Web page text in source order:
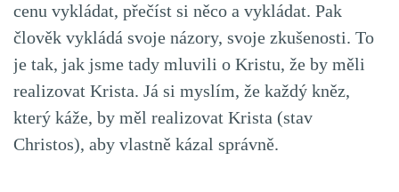
cenu vykládat, přečíst si něco a vykládat. Pak
člověk vykládá svoje názory, svoje zkušenosti. To
je tak, jak jsme tady mluvili o Kristu, že by měli
realizovat Krista. Já si myslím, že každý kněz,
který káže, by měl realizovat Krista (stav
Christos), aby vlastně kázal správně.